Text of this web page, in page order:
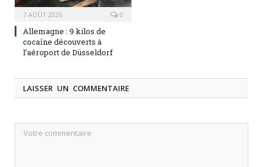
7 AOÛT 2026 0
Allemagne : 9 kilos de
cocaïne découverts à
l’aéroport de Düsseldorf
LAISSER UN COMMENTAIRE